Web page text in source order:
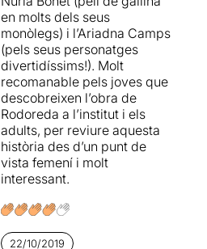
en molts dels seus
monòlegs) i l’Ariadna Camps
(pels seus personatges
divertidíssims!). Molt
recomanable pels joves que
descobreixen l’obra de
Rodoreda a l’institut i els
adults, per reviure aquesta
història des d’un punt de
vista femení i molt
interessant.
22/10/2019